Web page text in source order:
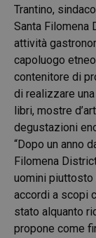
Trantino,
Santa Filomena
attività
capoluogo
contenitore di
di realizzare
libri, mostre
degustazioni
“Dopo un anno
Filomena
uomini piuttosto
accordi a scopi
stato alquanto
propone come